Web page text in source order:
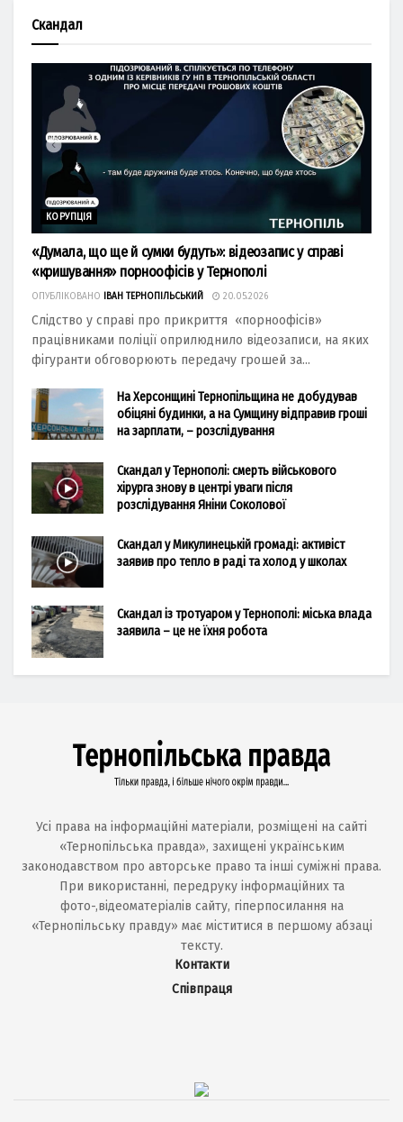
Скандал
КОРУПЦІЯ
«Думала, що ще й сумки будуть»: відеозапис у справі
«кришування» порноофісів у Тернополі
ОПУБЛІКОВАНО ІВАН ТЕРНОПІЛЬСЬКИЙ 20.05.2026
Слідство у справі про прикриття «порноофісів»
працівниками поліції оприлюднило відеозаписи, на яких
фігуранти обговорюють передачу грошей за...
На Херсонщині Тернопільщина не добудував
обіцяні будинки, а на Сумщину відправив гроші
на зарплати, – розслідування
Скандал у Тернополі: смерть військового
хірурга знову в центрі уваги після
розслідування Яніни Соколової
Скандал у Микулинецькій громаді: активіст
заявив про тепло в раді та холод у школах
Скандал із тротуаром у Тернополі: міська влада
заявила – це не їхня робота
Усі права на інформаційні матеріали, розміщені на сайті
«Тернопільська правда», захищені українським
законодавством про авторське право та інші суміжні права.
При використанні, передруку інформаційних та
фото-,відеоматеріалів сайту, гіперпосилання на
«Тернопільську правду» має міститися в першому абзаці
тексту.
Контакти
Співпраця